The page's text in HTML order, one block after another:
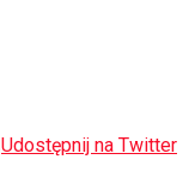
Udostępnij na Twitter